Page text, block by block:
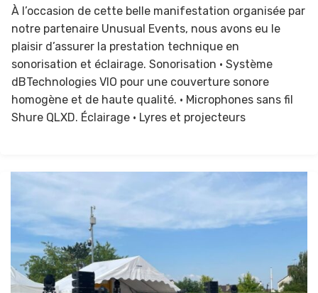
À l’occasion de cette belle manifestation organisée par
notre partenaire Unusual Events, nous avons eu le
plaisir d’assurer la prestation technique en
sonorisation et éclairage. Sonorisation • Système
dBTechnologies VIO pour une couverture sonore
homogène et de haute qualité. • Microphones sans fil
Shure QLXD. Éclairage • Lyres et projecteurs